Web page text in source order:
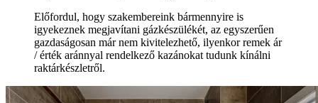
Előfordul, hogy szakembereink bármennyire is
igyekeznek megjavítani gázkészülékét, az egyszerűen
gazdaságosan már nem kivitelezhető, ilyenkor remek ár
/ érték aránnyal rendelkező kazánokat tudunk kínálni
raktárkészletről.